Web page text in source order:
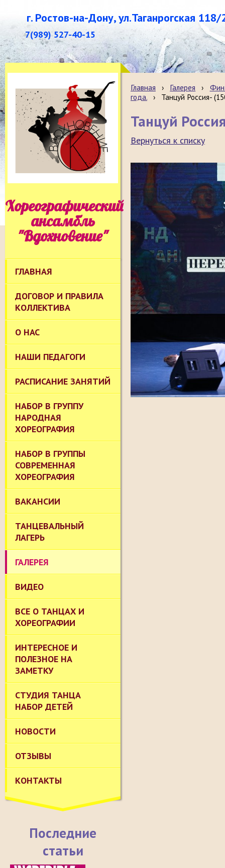
г. Ростов-на-Дону, ул.Таганрогская 118/
7(989) 527-40-15
Хореографический
ансамбль
"Вдохновение"
ГЛАВНАЯ
ДОГОВОР И ПРАВИЛА
КОЛЛЕКТИВА
О НАС
НАШИ ПЕДАГОГИ
РАСПИСАНИЕ ЗАНЯТИЙ
НАБОР В ГРУППУ
НАРОДНАЯ
ХОРЕОГРАФИЯ
НАБОР В ГРУППЫ
СОВРЕМЕННАЯ
ХОРЕОГРАФИЯ
ВАКАНСИИ
ТАНЦЕВАЛЬНЫЙ
ЛАГЕРЬ
ГАЛЕРЕЯ
ВИДЕО
ВСЕ О ТАНЦАХ И
ХОРЕОГРАФИИ
ИНТЕРЕСНОЕ И
ПОЛЕЗНОЕ НА
ЗАМЕТКУ
СТУДИЯ ТАНЦА
НАБОР ДЕТЕЙ
НОВОСТИ
ОТЗЫВЫ
КОНТАКТЫ
Последние
статьи
Главная › Галерея ›
года. › Танцуй Россия-
Танцуй
Вернуться к списку